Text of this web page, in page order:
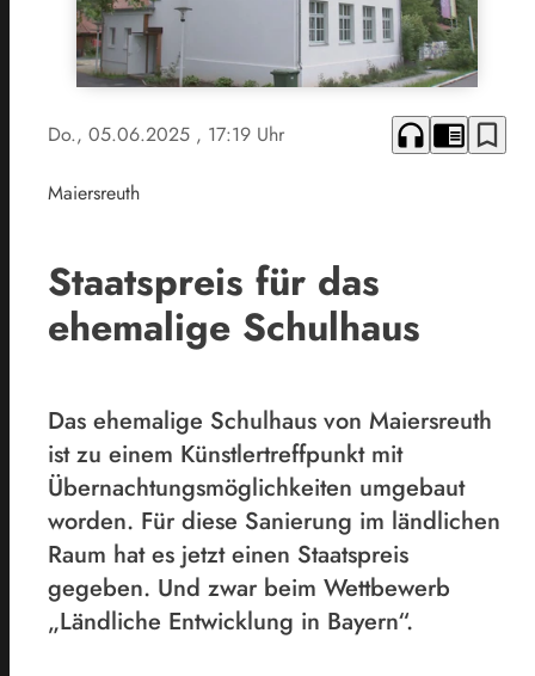
Do., 05.06.2025 , 17:19 Uhr headphones chrome_reader_mode bookmark_border
Maiersreuth
Staatspreis für das
ehemalige Schulhaus
Das ehemalige Schulhaus von Maiersreuth
ist zu einem Künstlertreffpunkt mit
Übernachtungsmöglichkeiten umgebaut
worden. Für diese Sanierung im ländlichen
Raum hat es jetzt einen Staatspreis
gegeben. Und zwar beim Wettbewerb
„Ländliche Entwicklung in Bayern“.